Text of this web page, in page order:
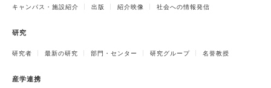
キャンパス・施設紹介 出版 紹介映像 社会への情報発信
研究
研究者 最新の研究 部門・センター 研究グループ 名誉教授
産学連携